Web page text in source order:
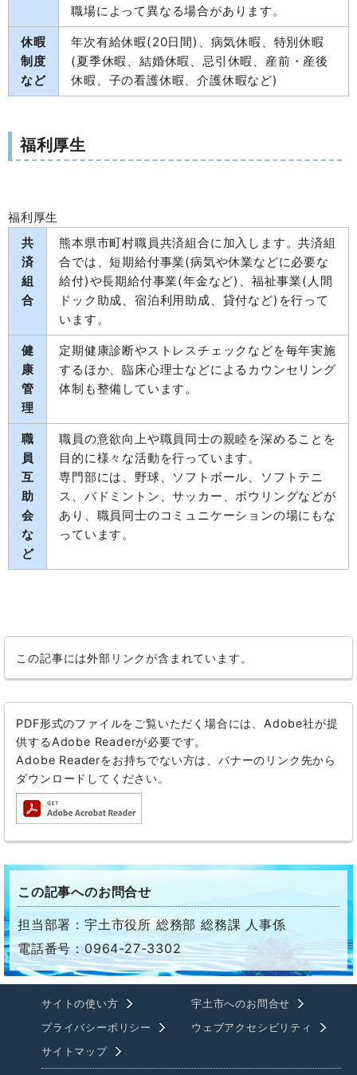
職場によって異なる場合があります。
休暇
制度
など
年次有給休暇(20日間)、病気休暇、特別休暇
(夏季休暇、結婚休暇、忌引休暇、産前・産後
休暇、子の看護休暇、介護休暇など)
福利厚生
福利厚生
共
済
組
合
熊本県市町村職員共済組合に加入します。共済組
合では、短期給付事業(病気や休業などに必要な
給付)や長期給付事業(年金など)、福祉事業(人間
ドック助成、宿泊利用助成、貸付など)を行って
います。
健
康
管
理
定期健康診断やストレスチェックなどを毎年実施
するほか、臨床心理士などによるカウンセリング
体制も整備しています。
職
員
互
助
会
な
ど
職員の意欲向上や職員同士の親睦を深めることを
目的に様々な活動を行っています。
専門部には、野球、ソフトボール、ソフトテニ
ス、バドミントン、サッカー、ボウリングなどが
あり、職員同士のコミュニケーションの場にもな
っています。
この記事には外部リンクが含まれています。
PDF形式のファイルをご覧いただく場合には、Adobe社が提
供するAdobe Readerが必要です。
Adobe Readerをお持ちでない方は、バナーのリンク先から
ダウンロードしてください。
この記事へのお問合せ
担当部署：宇土市役所 総務部 総務課 人事係
電話番号：0964-27-3302
サイトの使い方
宇土市へのお問合せ
プライバシーポリシー
ウェブアクセシビリティ
サイトマップ